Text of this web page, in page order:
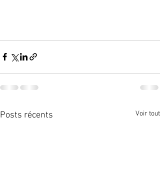
Posts récents Voir tout